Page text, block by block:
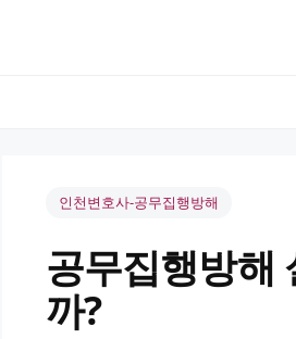
인천변호사-공무집행방해
공무집행방해
까?